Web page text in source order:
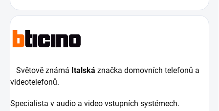
Světově známá Italská značka domovních telefonů a
videotelefonů.
Specialista v audio a video vstupních systémech.